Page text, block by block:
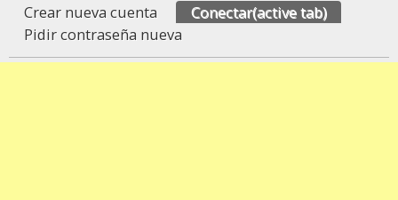
Crear nueva cuenta Conectar(active tab)
Pidir contraseña nueva